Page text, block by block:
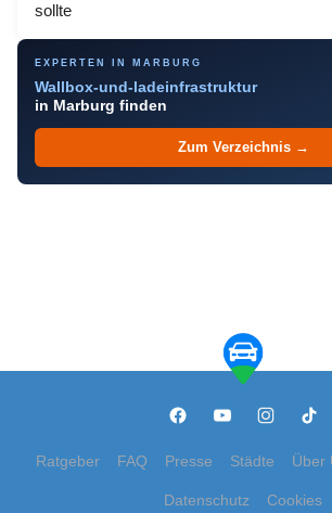
sollte
EXPERTEN IN MARBURG
Wallbox-und-ladeinfrastruktur
in Marburg finden
Zum Verzeichnis →
Ratgeber FAQ Presse Städte Über
Datenschutz Cookies